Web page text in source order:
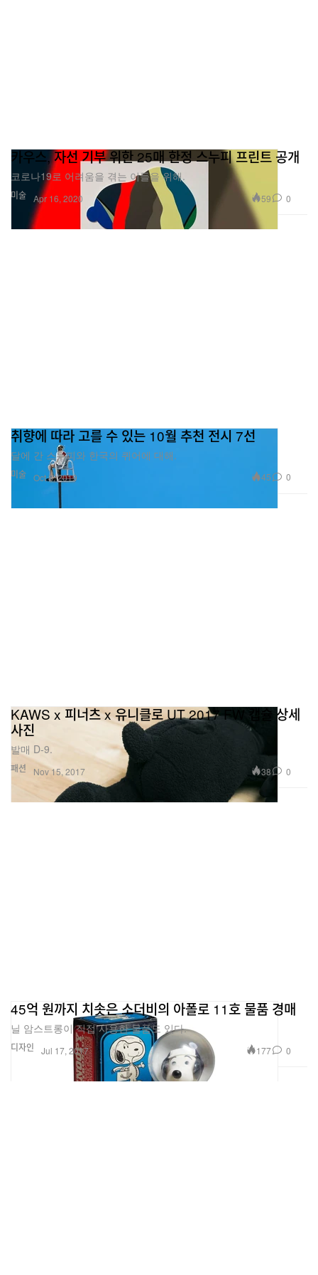
미술
카우스, 자선 기부 위한 25매 한정 스누피 프린트 공개
코로나19로 어려움을 겪는 이들을 위해.
Apr 16, 2020 59 0
미술
취향에 따라 고를 수 있는 10월 추천 전시 7선
달에 간 스누피와 한국의 퀴어에 대해.
Oct 8, 2019 45 0
패션
KAWS x 피너츠 x 유니클로 UT 2017 FW 캡슐 상세
사진
발매 D-9.
Nov 15, 2017 38 0
디자인
45억 원까지 치솟은 소더비의 아폴로 11호 물품 경매
닐 암스트롱이 직접 사용한 물품도 있다.
Jul 17, 2017 177 0